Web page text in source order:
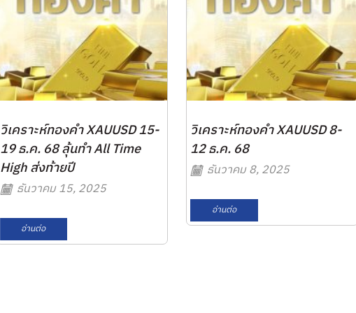
วิเคราะห์ทองคำ XAUUSD 15-
19 ธ.ค. 68 ลุ้นทำ All Time
High ส่งท้ายปี
ธันวาคม 15, 2025
อ่านต่อ
วิเคราะห์ทองคำ XAUUSD 8-
12 ธ.ค. 68
ธันวาคม 8, 2025
อ่านต่อ